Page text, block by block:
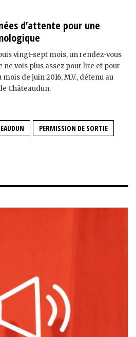
d’attente pour une
vingt-sept mois, un rendez-vous
ne vois plus assez pour lire et pour
de juin 2016, M.V., détenu au
Châteaudun.
PERMISSION DE SORTIE